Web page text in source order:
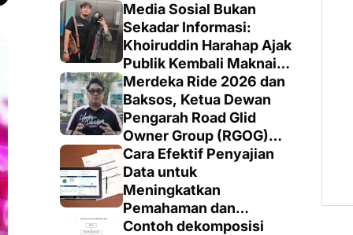
Media Sosial Bukan
Sekadar Informasi:
Khoiruddin Harahap Ajak
Publik Kembali Maknai
Ruang Digital dengan
Totalitas dan Loyalitas
Merdeka Ride 2026 dan
Baksos, Ketua Dewan
Pengarah Road Glid
Owner Group (RGOG)
Boys Indonesia Pusat M.
Irsyad Sebut Persiapan
Dimatangkan
Cara Efektif Penyajian
Data untuk
Meningkatkan
Pemahaman dan
Keputusan yang Tepat
Contoh dekomposisi